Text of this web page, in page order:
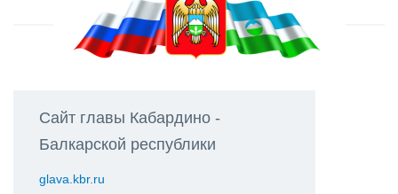
Сайт главы Кабардино -
Балкарской республики
glava.kbr.ru